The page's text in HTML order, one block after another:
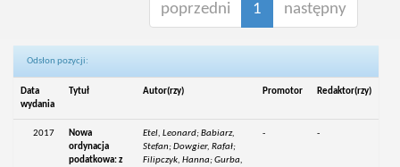
poprzedni 1 następny
Odsłon pozycji:
Data
wydania
Tytuł Autor(rzy) Promotor Redaktor(rzy)
2017
Nowa
ordynacja
podatkowa: z
Etel, Leonard; Babiarz,
Stefan; Dowgier, Rafał;
Filipczyk, Hanna; Gurba,
- -